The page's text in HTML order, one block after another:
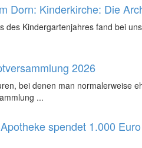
Dorn: Kinderkirche: Die
des Kindergartenjahres fand bei
2026
bei denen man normalerweise
...
spendet 1.000